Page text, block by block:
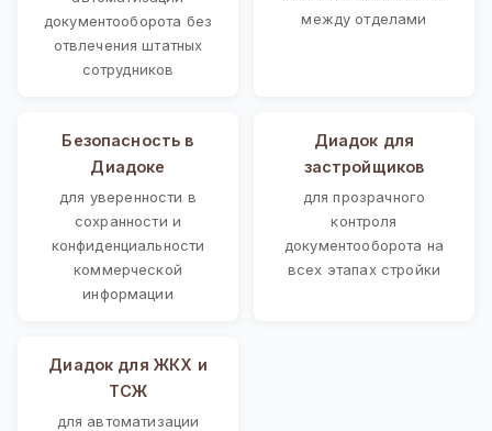
документооборота без
отвлечения штатных
сотрудников
между отделами
Безопасность в
Диадоке
для уверенности в
сохранности и
конфиденциальности
коммерческой
информации
Диадок для
застройщиков
для прозрачного
контроля
документооборота на
всех этапах стройки
Диадок для ЖКХ и
ТСЖ
для автоматизации